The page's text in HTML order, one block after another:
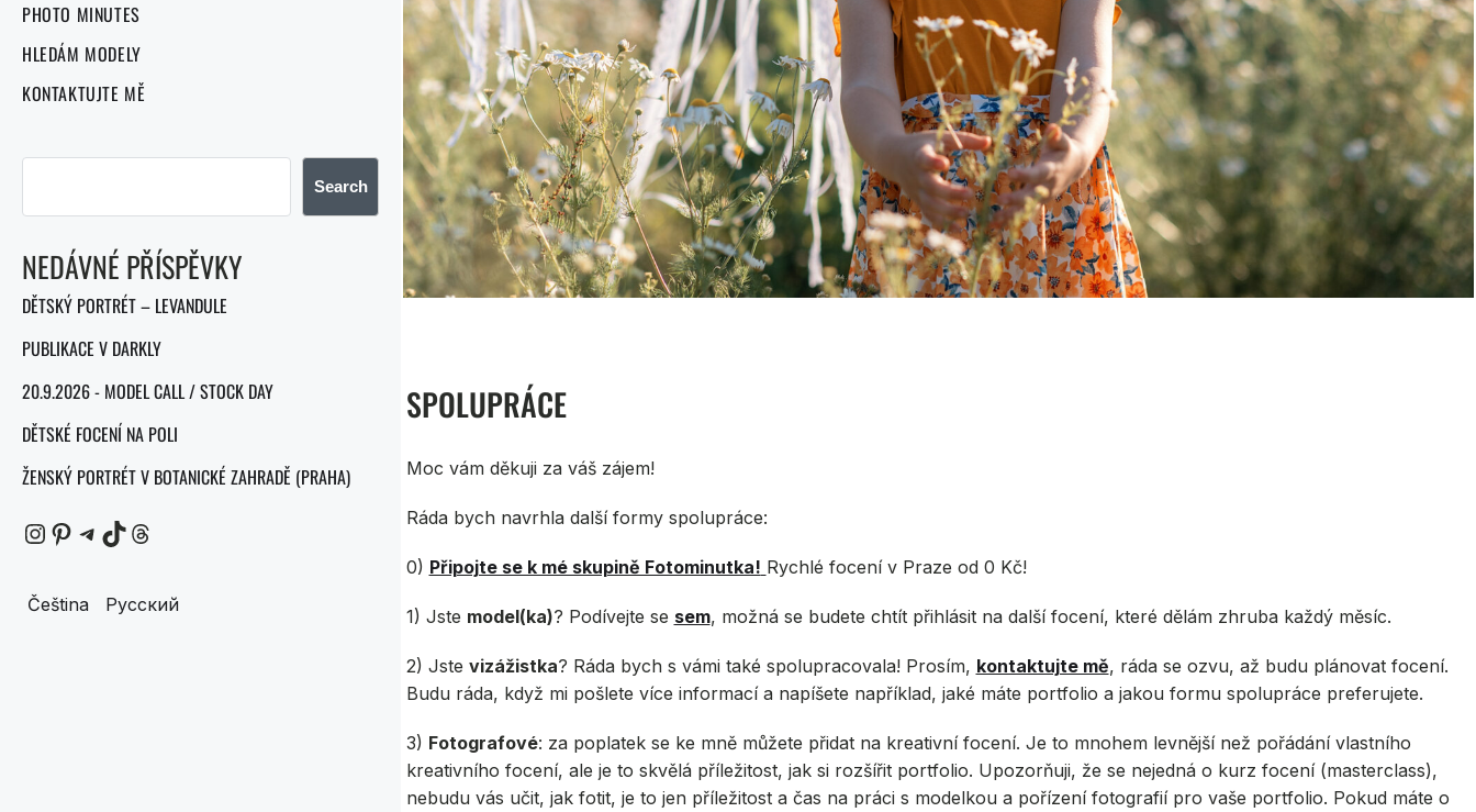
PHOTO MINUTES
HLEDÁM MODELY
KONTAKTUJTE MĚ
Search
NEDÁVNÉ PŘÍSPĚVKY
DĚTSKÝ PORTRÉT – LEVANDULE
PUBLIKACE V DARKLY
20.9.2026 - MODEL CALL / STOCK DAY
DĚTSKÉ FOCENÍ NA POLI
ŽENSKÝ PORTRÉT V BOTANICKÉ ZAHRADĚ (PRAHA)
Instagram Pinterest Telegram TikTok Threads
Čeština Русский
SPOLUPRÁCE
Moc vám děkuji za váš zájem!
Ráda bych navrhla další formy spolupráce:
0) Připojte se k mé skupině Fotominutka! Rychlé focení v Praze od 0 Kč!
1) Jste model(ka)? Podívejte se sem, možná se budete chtít přihlásit na další focení, které dělám zhruba každý měsíc.
2) Jste vizážistka? Ráda bych s vámi také spolupracovala! Prosím, kontaktujte mě, ráda se ozvu, až budu plánovat focení.
Budu ráda, když mi pošlete více informací a napíšete například, jaké máte portfolio a jakou formu spolupráce preferujete.
3) Fotografové: za poplatek se ke mně můžete přidat na kreativní focení. Je to mnohem levnější než pořádání vlastního
kreativního focení, ale je to skvělá příležitost, jak si rozšířit portfolio. Upozorňuji, že se nejedná o kurz focení (masterclass),
nebudu vás učit, jak fotit, je to jen příležitost a čas na práci s modelkou a pořízení fotografií pro vaše portfolio. Pokud máte o